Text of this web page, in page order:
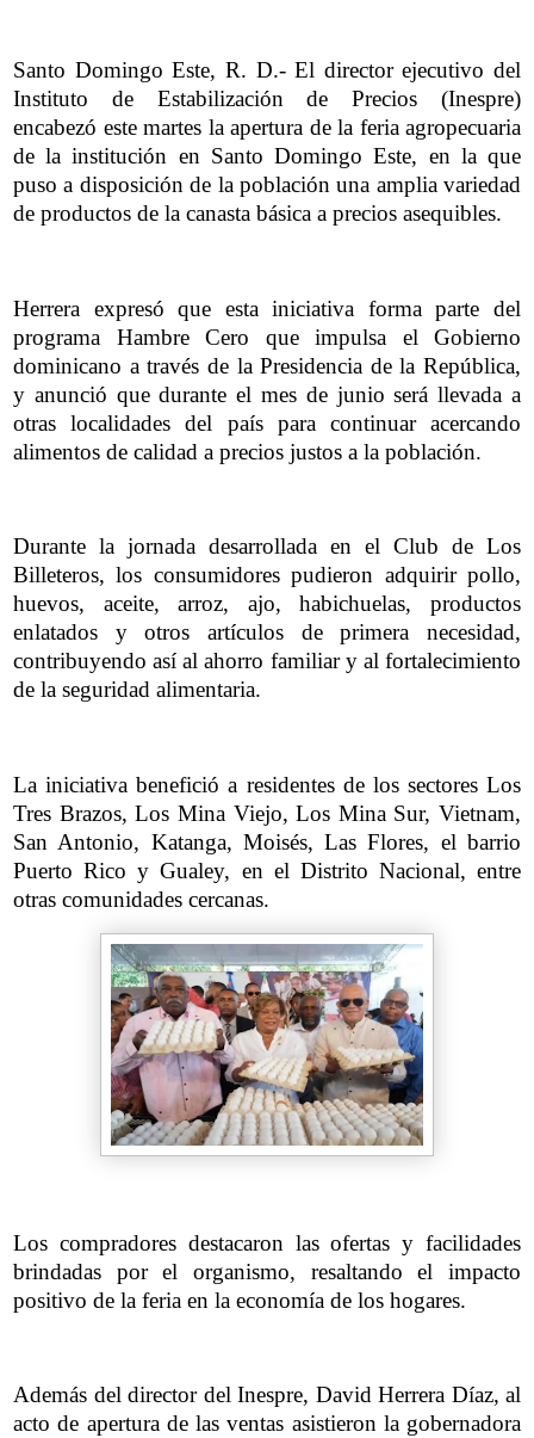
Santo Domingo Este, R. D.- El director ejecutivo del
Instituto de Estabilización de Precios (Inespre)
encabezó este martes la apertura de la feria agropecuaria
de la institución en Santo Domingo Este, en la que
puso a disposición de la población una amplia variedad
de productos de la canasta básica a precios asequibles.
Herrera expresó que esta iniciativa forma parte del
programa Hambre Cero que impulsa el Gobierno
dominicano a través de la Presidencia de la República,
y anunció que durante el mes de junio será llevada a
otras localidades del país para continuar acercando
alimentos de calidad a precios justos a la población.
Durante la jornada desarrollada en el Club de Los
Billeteros, los consumidores pudieron adquirir pollo,
huevos, aceite, arroz, ajo, habichuelas, productos
enlatados y otros artículos de primera necesidad,
contribuyendo así al ahorro familiar y al fortalecimiento
de la seguridad alimentaria.
La iniciativa benefició a residentes de los sectores Los
Tres Brazos, Los Mina Viejo, Los Mina Sur, Vietnam,
San Antonio, Katanga, Moisés, Las Flores, el barrio
Puerto Rico y Gualey, en el Distrito Nacional, entre
otras comunidades cercanas.
Los compradores destacaron las ofertas y facilidades
brindadas por el organismo, resaltando el impacto
positivo de la feria en la economía de los hogares.
Además del director del Inespre, David Herrera Díaz, al
acto de apertura de las ventas asistieron la gobernadora